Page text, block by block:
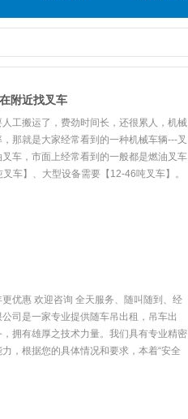
附近找叉车
工搬运了，费劲时间长，还很累人，机械
那就是大家经常看到的一种机械车辆---叉
车，市面上经常看到的一般都是燃油叉车
车】、大型设备需要【12-46吨叉车】。
优惠 欢迎咨询 全天服务、随叫随到、经
司是一家专业提供随车吊出租，吊车出
拥有雄厚之技术力量。我们具有专业精密
，根据您的具体情况和要求，本着“安全